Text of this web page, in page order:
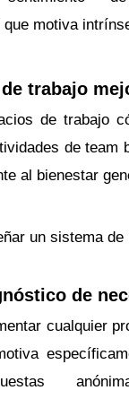
que motiva
trabajo
de trabajo
de team
al bienestar
un sistema
de
cualquier